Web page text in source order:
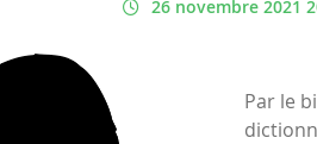
26 novembre 2021
Par le